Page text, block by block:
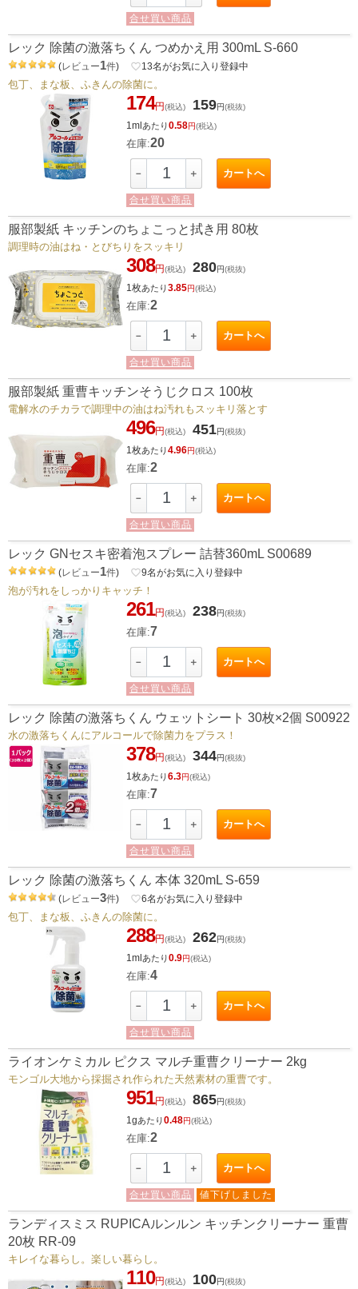
合せ買い商品
レック 除菌の激落ちくん つめかえ用 300mL S-660
(レビュー1件) favorite_border13名がお気に入り登録中
包丁、まな板、ふきんの除菌に。
174円(税込) 159円(税抜)
1mlあたり0.58円(税込)
在庫:20
－ ＋ カートへ
合せ買い商品
服部製紙 キッチンのちょこっと拭き用 80枚
調理時の油はね・とびちりをスッキリ
308円(税込) 280円(税抜)
1枚あたり3.85円(税込)
在庫:2
－ ＋ カートへ
合せ買い商品
服部製紙 重曹キッチンそうじクロス 100枚
電解水のチカラで調理中の油はね汚れもスッキリ落とす
496円(税込) 451円(税抜)
1枚あたり4.96円(税込)
在庫:2
－ ＋ カートへ
合せ買い商品
レック GNセスキ密着泡スプレー 詰替360mL S00689
(レビュー1件) favorite_border9名がお気に入り登録中
泡が汚れをしっかりキャッチ！
261円(税込) 238円(税抜)
在庫:7
－ ＋ カートへ
合せ買い商品
レック 除菌の激落ちくん ウェットシート 30枚×2個 S00922
水の激落ちくんにアルコールで除菌力をプラス！
378円(税込) 344円(税抜)
1枚あたり6.3円(税込)
在庫:7
－ ＋ カートへ
合せ買い商品
レック 除菌の激落ちくん 本体 320mL S-659
(レビュー3件) favorite_border6名がお気に入り登録中
包丁、まな板、ふきんの除菌に。
288円(税込) 262円(税抜)
1mlあたり0.9円(税込)
在庫:4
－ ＋ カートへ
合せ買い商品
ライオンケミカル ピクス マルチ重曹クリーナー 2kg
モンゴル大地から採掘され作られた天然素材の重曹です。
951円(税込) 865円(税抜)
1gあたり0.48円(税込)
在庫:2
－ ＋ カートへ
合せ買い商品 値下げしました
ランディスミス RUPICAルンルン キッチンクリーナー 重曹
20枚 RR-09
キレイな暮らし。楽しい暮らし。
110円(税込) 100円(税抜)